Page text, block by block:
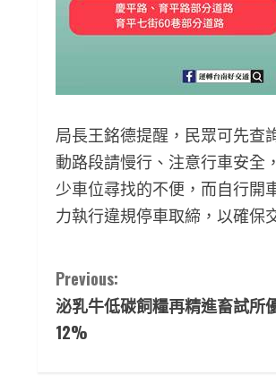
局長王銘德提醒，民眾可先查
動路段請慢行、注意行車安全
少車位尋找的不便，而自行開
力執行違規停車取締，以確保
C
o
Previous:
泌乳牛低碳飼糧再精進畜試所
12%